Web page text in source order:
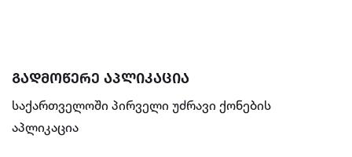
გადმოწერე აპლიკაცია
საქართველოში პირველი უძრავი ქონების
აპლიკაცია